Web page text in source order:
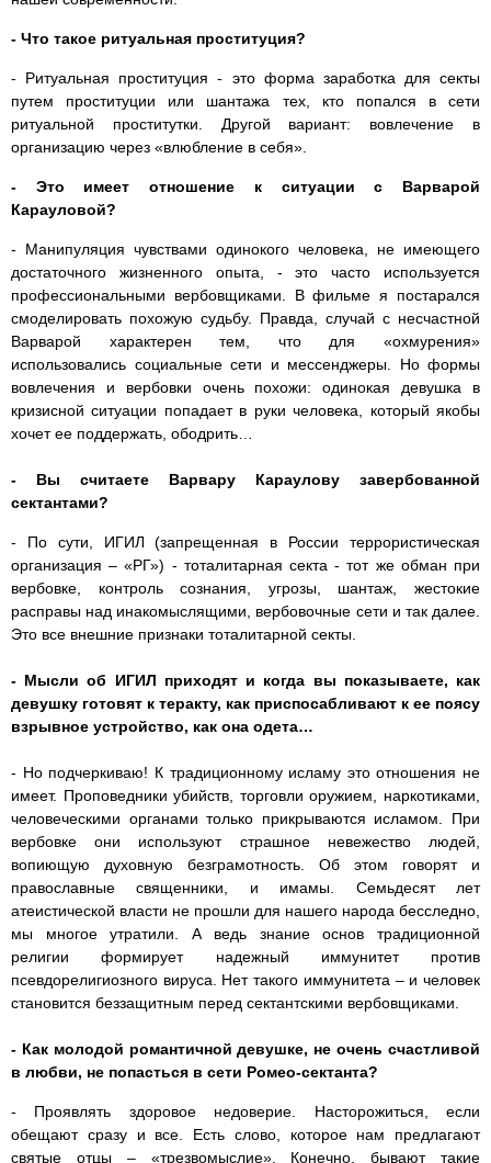
- Что такое ритуальная проституция?
- Ритуальная проституция - это форма заработка для секты
путем проституции или шантажа тех, кто попался в сети
ритуальной проститутки. Другой вариант: вовлечение в
организацию через «влюбление в себя».
- Это имеет отношение к ситуации с Варварой
Карауловой?
- Манипуляция чувствами одинокого человека, не имеющего
достаточного жизненного опыта, - это часто используется
профессиональными вербовщиками. В фильме я постарался
смоделировать похожую судьбу. Правда, случай с несчастной
Варварой характерен тем, что для «охмурения»
использовались социальные сети и мессенджеры. Но формы
вовлечения и вербовки очень похожи: одинокая девушка в
кризисной ситуации попадает в руки человека, который якобы
хочет ее поддержать, ободрить…
- Вы считаете Варвару Караулову завербованной
сектантами?
- По сути, ИГИЛ (запрещенная в России террористическая
организация – «РГ») - тоталитарная секта - тот же обман при
вербовке, контроль сознания, угрозы, шантаж, жестокие
расправы над инакомыслящими, вербовочные сети и так далее.
Это все внешние признаки тоталитарной секты.
- Мысли об ИГИЛ приходят и когда вы показываете, как
девушку готовят к теракту, как приспосабливают к ее поясу
взрывное устройство, как она одета…
- Но подчеркиваю! К традиционному исламу это отношения не
имеет. Проповедники убийств, торговли оружием, наркотиками,
человеческими органами только прикрываются исламом. При
вербовке они используют страшное невежество людей,
вопиющую духовную безграмотность. Об этом говорят и
православные священники, и имамы. Семьдесят лет
атеистической власти не прошли для нашего народа бесследно,
мы многое утратили. А ведь знание основ традиционной
религии формирует надежный иммунитет против
псевдорелигиозного вируса. Нет такого иммунитета – и человек
становится беззащитным перед сектантскими вербовщиками.
- Как молодой романтичной девушке, не очень счастливой
в любви, не попасться в сети Ромео-сектанта?
- Проявлять здоровое недоверие. Насторожиться, если
обещают сразу и все. Есть слово, которое нам предлагают
святые отцы – «трезвомыслие». Конечно, бывают такие